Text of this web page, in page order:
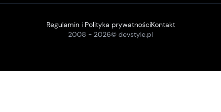
2008 - 2026© devstyle.pl
Regulamin i Polityka prywatnościKontakt